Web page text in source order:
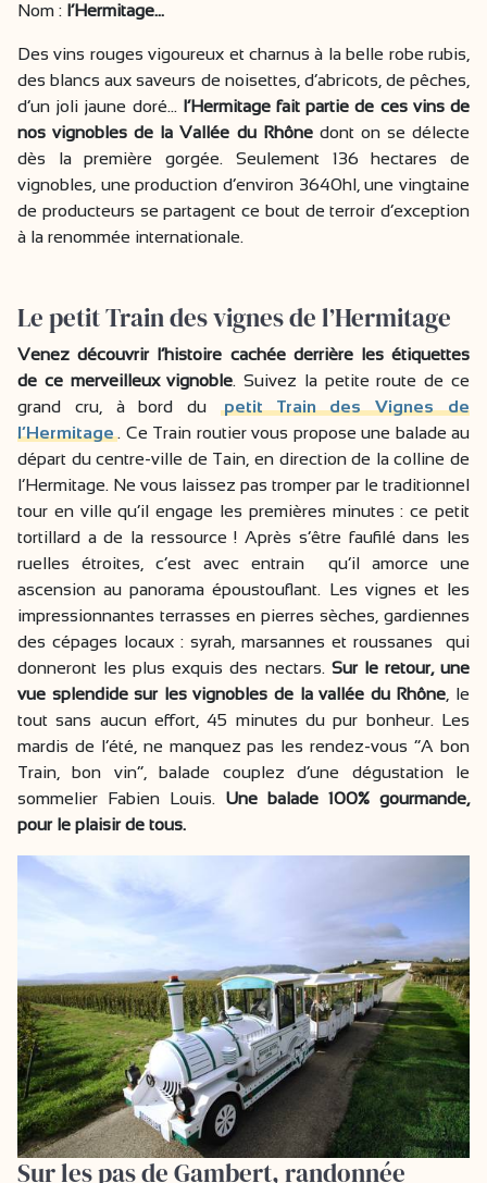
Nom : l’Hermitage…
Des vins rouges vigoureux et charnus à la belle robe rubis,
des blancs aux saveurs de noisettes, d’abricots, de pêches,
d’un joli jaune doré… l’Hermitage fait partie de ces vins de
nos vignobles de la Vallée du Rhônedont on se délecte
dès la première gorgée. Seulement 136 hectares de
vignobles, une production d’environ 3640hl, une vingtaine
de producteurs se partagent ce bout de terroir d’exception
à la renommée internationale.
Le petit Train des vignes de l’Hermitage
Venez découvrir l’histoire cachée derrière les étiquettes
de ce merveilleux vignoble. Suivez la petite route de ce
grand cru, à bord du
petit Train des Vignes de
l’Hermitage . Ce Train routier vous propose une balade au
départ du centre-ville de Tain, en direction de la colline de
l’Hermitage. Ne vous laissez pas tromper par le traditionnel
tour en ville qu’il engage les premières minutes : ce petit
tortillard a de la ressource ! Après s’être faufilé dans les
ruelles étroites, c’est avec entrain qu’il amorce une
ascension au panorama époustouflant. Les vignes et les
impressionnantes terrasses en pierres sèches, gardiennes
des cépages locaux : syrah, marsannes et roussanes qui
donneront les plus exquis des nectars. Sur le retour, une
vue splendide sur les vignobles de la vallée du Rhône , le
tout sans aucun effort, 45 minutes du pur bonheur. Les
mardis de l’été, ne manquez pas les rendez-vous “A bon
Train, bon vin”, balade couplez d’une dégustation le
sommelier Fabien Louis. Une balade 100% gourmande,
pour le plaisir de tous.
Sur les pas de Gambert, randonnée